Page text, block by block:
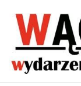
content